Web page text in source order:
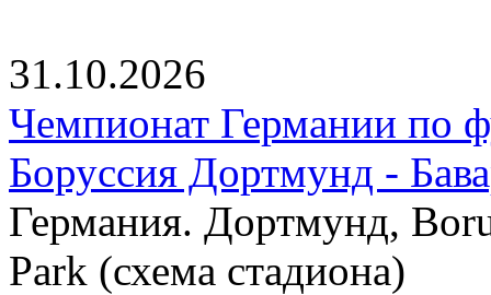
31.10.2026
Чемпионат Германии по
Боруссия Дортмунд -
Германия. Дортмунд,
Park (схема стадиона)